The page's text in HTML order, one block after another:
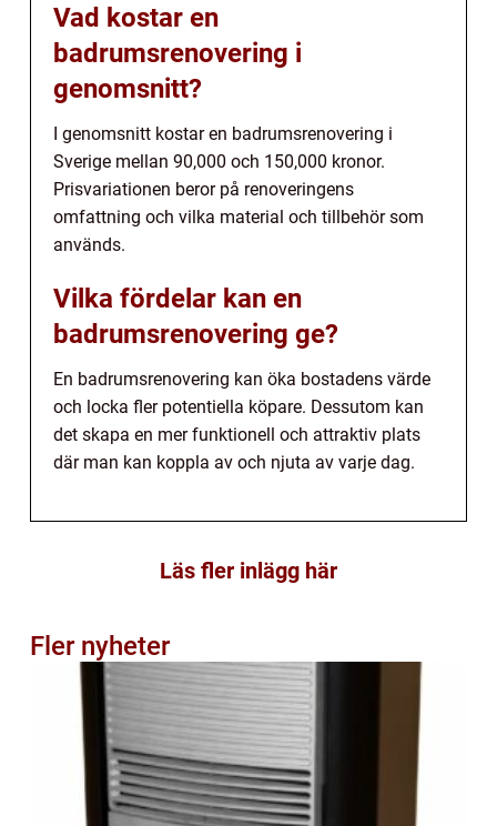
Vad kostar en
badrumsrenovering i
genomsnitt?
I genomsnitt kostar en badrumsrenovering i
Sverige mellan 90,000 och 150,000 kronor.
Prisvariationen beror på renoveringens
omfattning och vilka material och tillbehör som
används.
Vilka fördelar kan en
badrumsrenovering ge?
En badrumsrenovering kan öka bostadens värde
och locka fler potentiella köpare. Dessutom kan
det skapa en mer funktionell och attraktiv plats
där man kan koppla av och njuta av varje dag.
Läs fler inlägg här
Fler nyheter